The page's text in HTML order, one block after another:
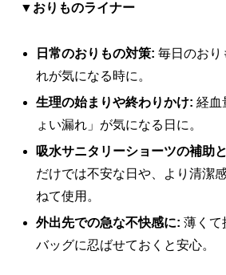
▼おりものライナー
日常のおりもの対策: 毎日のおり
れが気になる時に。
生理の始まりや終わりかけ: 経血
ょい漏れ」が気になる日に。
吸水サニタリーショーツの補助
だけでは不安な日や、より清潔
ねて使用。
外出先での急な不快感に: 薄くて
バッグに忍ばせておくと安心。